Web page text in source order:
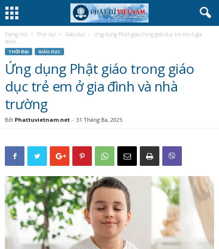
Trang chủ Thời đại Giáo dục
Ứng dụng Phật giáo trong giáo dục trẻ em ở gia
đình...
THỜI ĐẠI GIÁO DỤC
Ứng dụng Phật giáo trong giáo
dục trẻ em ở gia đình và nhà
trường
Bởi Phattuvietnam.net - 31 Tháng Ba, 2025